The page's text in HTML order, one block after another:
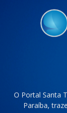
O Portal Santa
Paraíba,